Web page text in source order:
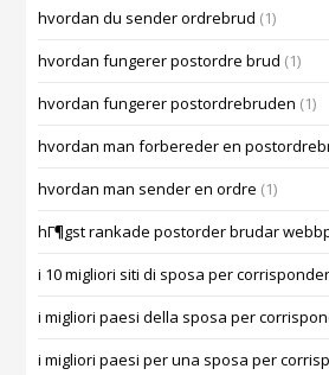
hvordan du sender ordrebrud (1)
hvordan fungerer postordre brud (1)
hvordan fungerer postordrebruden (1)
hvordan man forbereder en
hvordan man sender en ordre (1)
hГ¶gst rankade postorder brudar
i 10 migliori siti di sposa per
i migliori paesi della sposa per
i migliori paesi per una sposa per